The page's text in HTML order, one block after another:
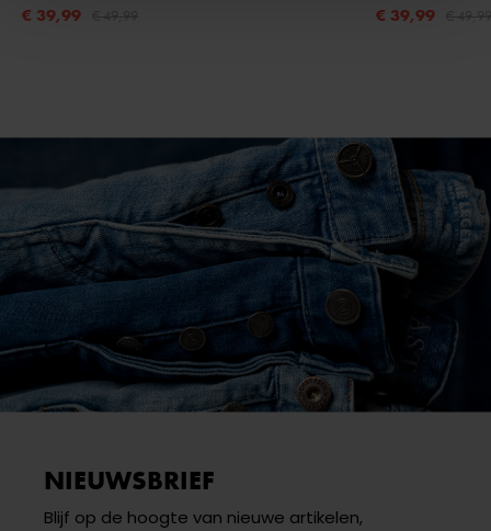
€ 39,99 € 39,99
NIEUWSBRIEF
Blijf op de hoogte van nieuwe artikelen,